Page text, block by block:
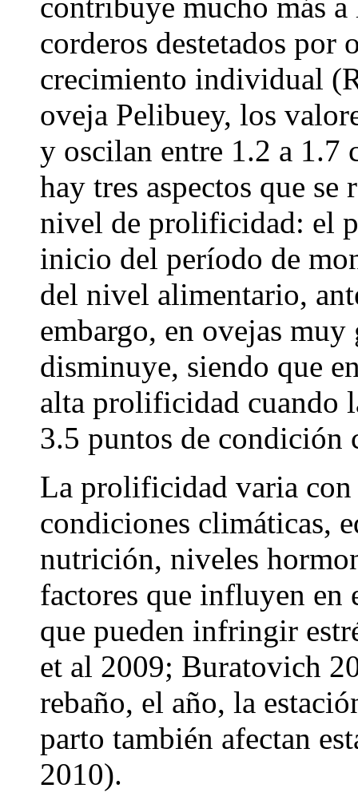
corderos destetados por
crecimiento individual
oveja Pelibuey, los
y oscilan entre 1.2 a 1.7
hay tres aspectos que
nivel de prolificidad: el
inicio del período de
del nivel alimentario,
embargo, en ovejas
disminuye, siendo que
alta prolificidad cuando
3.5 puntos de condición
La prolificidad varia con
condiciones climáticas,
nutrición, niveles
factores que influyen en
que pueden infringir
et al 2009; Buratovich
rebaño, el año, la
parto también afectan
2010).